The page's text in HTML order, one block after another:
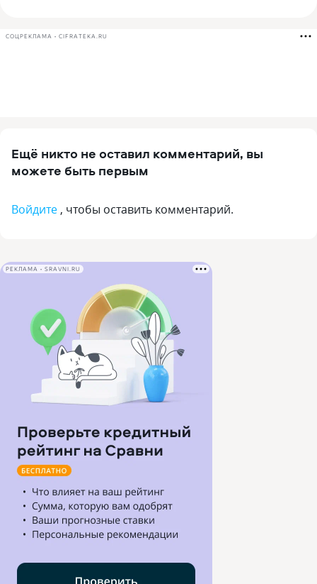
СОЦРЕКЛАМА • CIFRATEKA.RU
Ещё никто не оставил комментарий, вы
можете быть первым
Войдите , чтобы оставить комментарий.
РЕКЛАМА • SRAVNI.RU